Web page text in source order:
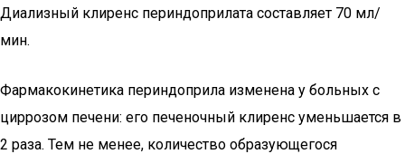
Диализный клиренс периндоприлата составляет 70 мл/
мин.
Фармакокинетика периндоприла изменена у больных с
циррозом печени: его печеночный клиренс уменьшается в
2 раза. Тем не менее, количество образующегося